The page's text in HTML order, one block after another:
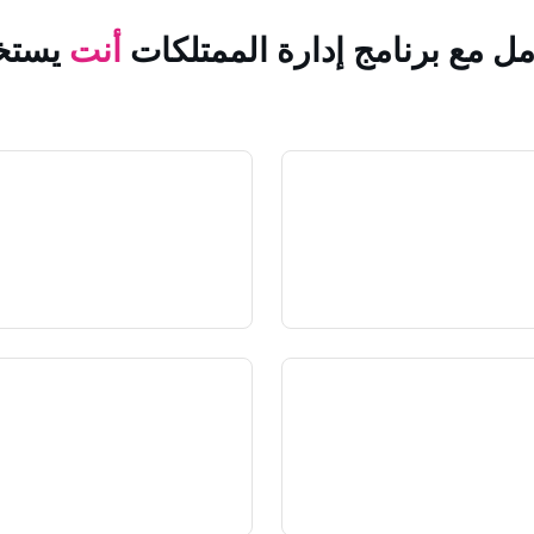
مع برنامج إدارة الممتلكات أنت